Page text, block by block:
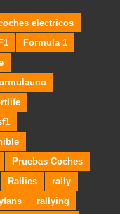
electricos
F1
Formula 1
Pruebas Coches
Rallies
rally
rallying